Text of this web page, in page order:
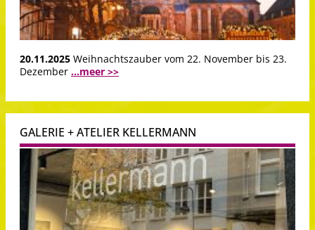
20.11.2025 Weihnachtszauber vom 22. November bis 23.
Dezember ...meer >>
GALERIE + ATELIER KELLERMANN